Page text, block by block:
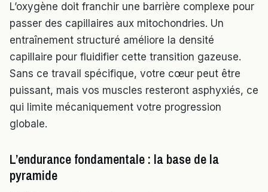
L’oxygène doit franchir une barrière complexe pour
passer des capillaires aux mitochondries. Un
entraînement structuré améliore la densité
capillaire pour fluidifier cette transition gazeuse.
Sans ce travail spécifique, votre cœur peut être
puissant, mais vos muscles resteront asphyxiés, ce
qui limite mécaniquement votre progression
globale.
L’endurance fondamentale : la base de la
pyramide